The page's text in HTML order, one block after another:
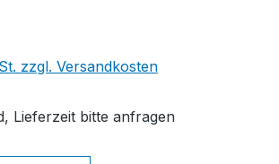
zzgl. Versandkosten
Lieferzeit bitte anfragen